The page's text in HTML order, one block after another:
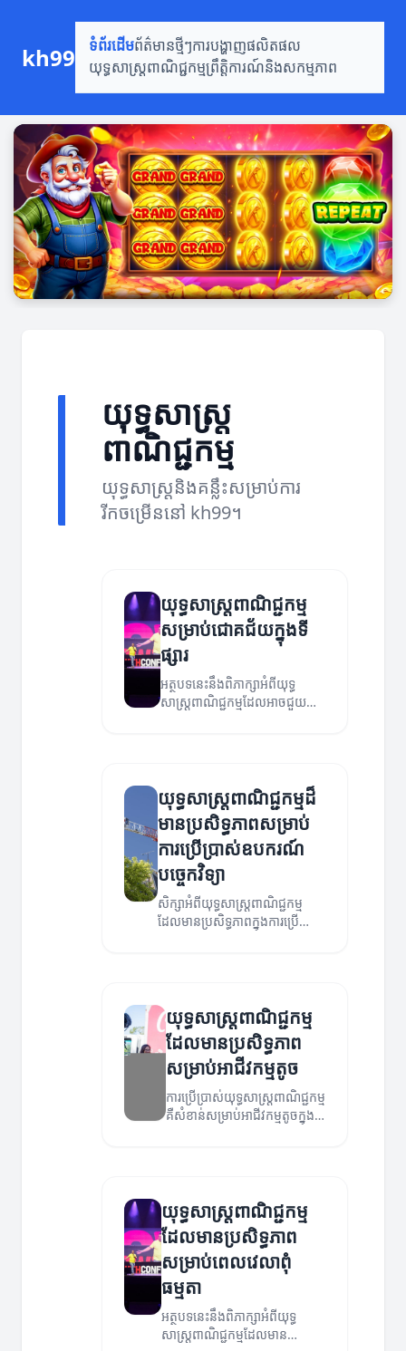
kh99 ទំព័រដើមព័ត៌មានថ្មីៗការបង្ហាញផលិតផល
យុទ្ធសាស្ត្រពាណិជ្ជកម្មព្រឹត្តិការណ៍និងសកម្មភាព
យុទ្ធសាស្ត្រ
ពាណិជ្ជកម្ម
យុទ្ធសាស្ត្រនិងគន្លឹះសម្រាប់ការ
រីកចម្រើននៅ kh99។
យុទ្ធសាស្ត្រពាណិជ្ជកម្ម
សម្រាប់ជោគជ័យក្នុងទី
ផ្សារ
អត្ថបទនេះនឹងពិភាក្សាអំពីយុទ្ធ
សាស្ត្រពាណិជ្ជកម្មដែលអាចជួយឲ្យ
យុទ្ធសាស្ត្រពាណិជ្ជកម្មដ៏
មានប្រសិទ្ធភាពសម្រាប់
ការប្រើប្រាស់ឧបករណ៍
បច្ចេកវិទ្យា
សិក្សាអំពីយុទ្ធសាស្ត្រពាណិជ្ជកម្ម
ដែលមានប្រសិទ្ធភាពក្នុងការប្រើ
យុទ្ធសាស្ត្រពាណិជ្ជកម្ម
ដែលមានប្រសិទ្ធភាព
សម្រាប់អាជីវកម្មតូច
ការប្រើប្រាស់យុទ្ធសាស្ត្រពាណិជ្ជកម្ម
គឺសំខាន់សម្រាប់អាជីវកម្មតូចក្នុង
យុទ្ធសាស្ត្រពាណិជ្ជកម្ម
ដែលមានប្រសិទ្ធភាព
សម្រាប់ពេលវេលាពុំ
ធម្មតា
អត្ថបទនេះនឹងពិភាក្សាអំពីយុទ្ធ
សាស្ត្រពាណិជ្ជកម្មដែលមាន